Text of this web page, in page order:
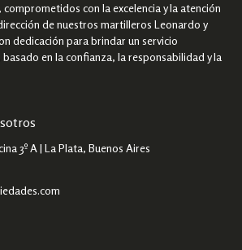
con la excelencia y la atención
de nuestros martilleros Leonardo y
dedicación para brindar un servicio
en la confianza, la responsabilidad y la
3º A | La Plata, Buenos Aires